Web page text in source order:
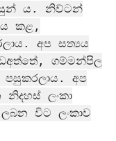
ය. නිව්ටන්
කළ,
අප සත්‍යය
ගම්මන්පිල
පසුකරලාය. අප
ලංකා
විට ලංකාව